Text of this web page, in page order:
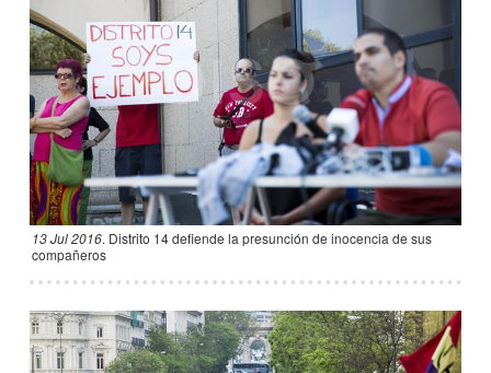
13 Jul 2016. Distrito 14 defiende la presunción de inocencia de sus
compañeros